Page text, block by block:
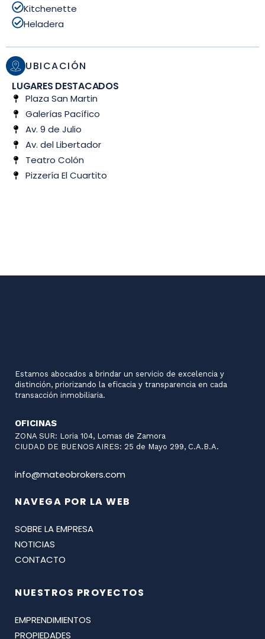
Kitchenette
Heladera
UBICACIÓN
LUGARES DESTACADOS
Plaza San Martin
Galerías Pacífico
Av. 9 de Julio
Av. del Libertador
Teatro Colón
Pizzería El Cuartito
Estamos abocados a brindar un servicio de excelencia y
distinción, priorizando la eficacia y transparencia en cada
transacción inmobiliaria.
OFICINAS
ZONA SUR: Loria 104, Lomas de Zamora
CIUDAD DE BUENOS AIRES: 25 de Mayo 299, C.A.B.A.
info@mateobrokers.com
NAVEGA POR LA WEB
SOBRE LA EMPRESA
NOTICIAS
CONTACTO
NUESTROS PROYECTOS
EMPRENDIMIENTOS
PROPIEDADES